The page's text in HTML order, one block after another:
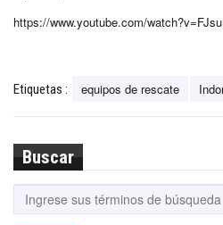
https://www.youtube.com/
Etiquetas : equipos de rescate
Buscar